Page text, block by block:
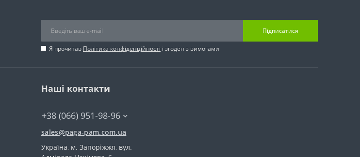
Підписатися
Я прочитав Політика конфіденційності і згоден з вимогами
Наші контакти
+38 (066) 951-98-96
sales@paga-pam.com.ua
Україна, м. Запоріжжя, вул.